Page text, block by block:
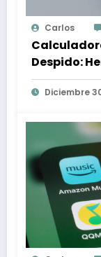
Carlos
Despido:
Proteger
Diciembre